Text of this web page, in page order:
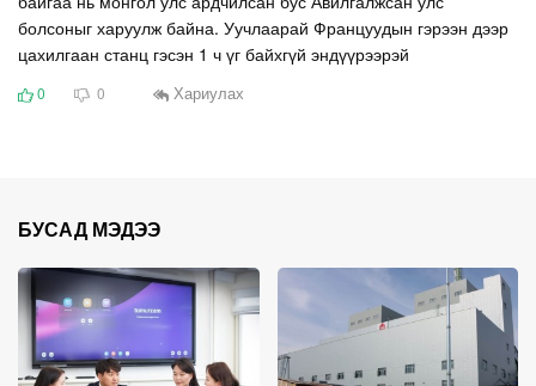
болсоныг харуулж байна. Уучлаарай Француудын гэрээн дээр
цахилгаан станц гэсэн 1 ч үг байхгүй эндүүрээрэй
0 0 Хариулах
БУСАД МЭДЭЭ